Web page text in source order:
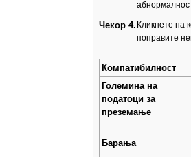
Чекор 4. Кликнете на
поправите
Компатибилност
Големина на
податоци за
преземање
Барања